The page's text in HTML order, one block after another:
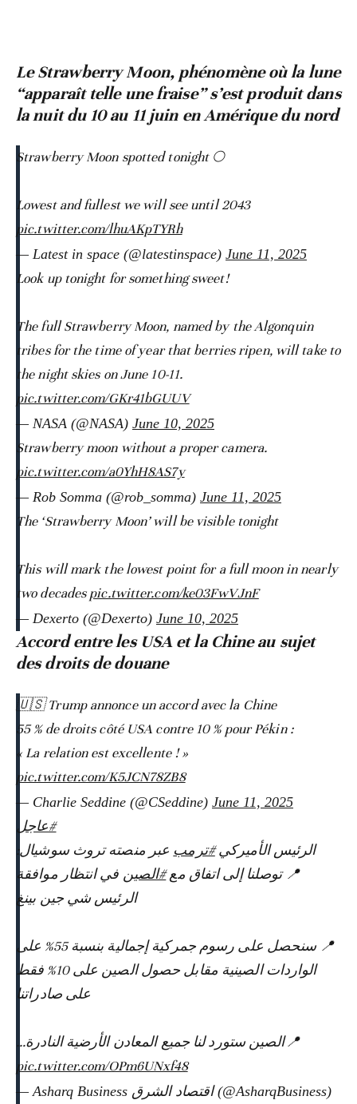
Le Strawberry Moon, phénomène où la lune
“apparaît telle une fraise” s’est produit dans
la nuit du 10 au 11 juin en Amérique du nord
Strawberry Moon spotted tonight 🌕
Lowest and fullest we will see until 2043
pic.twitter.com/lhuAKpTYRh
— Latest in space (@latestinspace) June 11, 2025
Look up tonight for something sweet!
The full Strawberry Moon, named by the Algonquin
tribes for the time of year that berries ripen, will take to
the night skies on June 10-11.
pic.twitter.com/GKr41bGUUV
— NASA (@NASA) June 10, 2025
Strawberry moon without a proper camera.
pic.twitter.com/a0YhH8AS7y
— Rob Somma (@rob_somma) June 11, 2025
The ‘Strawberry Moon’ will be visible tonight
This will mark the lowest point for a full moon in nearly
two decadespic.twitter.com/ke03FwVJnF
— Dexerto (@Dexerto) June 10, 2025
Accord entre les USA et la Chine au sujet
des droits de douane
🇺🇸 Trump annonce un accord avec la Chine
55 % de droits côté USA contre 10 % pour Pékin :
« La relation est excellente ! »
pic.twitter.com/K5JCN78ZB8
— Charlie Seddine (@CSeddine) June 11, 2025
#عاجل
الرئيس الأميركي#ترمب عبر منصته تروث سوشيال:
📍 توصلنا إلى اتفاق مع#الصين في انتظار موافقة
الرئيس شي جين بينغ
📍 سنحصل على رسوم جمركية إجمالية بنسبة 55% على
الواردات الصينية مقابل حصول الصين على 10% فقط
على صادراتنا
📍الصين ستورد لنا جميع المعادن الأرضية النادرة…
pic.twitter.com/OPm6UNxf48
— Asharq Business اقتصاد الشرق (@AsharqBusiness)